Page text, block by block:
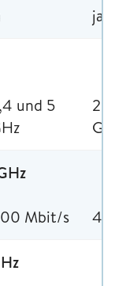
ja
und 5
Mbit/s